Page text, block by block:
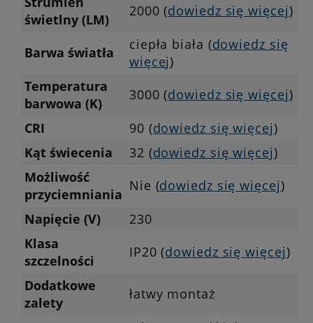
świetlny (LM)
2000 (dowiedz się więcej)
Barwa światła ciepła biała (dowiedz się
więcej)
Temperatura
barwowa (K)
3000 (dowiedz się więcej)
CRI
90 (dowiedz się więcej)
Kąt świecenia
32 (dowiedz się więcej)
Możliwość
przyciemniania
Nie (dowiedz się więcej)
Napięcie (V)
230
Klasa
szczelności
IP20 (dowiedz się więcej)
Dodatkowe
zalety
łatwy montaż